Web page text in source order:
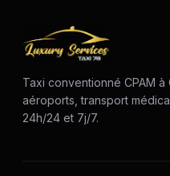
Taxi conventionné CPAM
aéroports, transport
24h/24 et 7j/7.